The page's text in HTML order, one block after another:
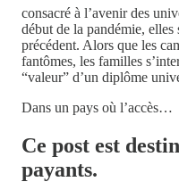
consacré à l’avenir des
début de la pandémie, elles
précédent. Alors que les
fantômes, les familles
“valeur” d’un diplôme
Dans un pays où l’accès…
Ce post est
payants.